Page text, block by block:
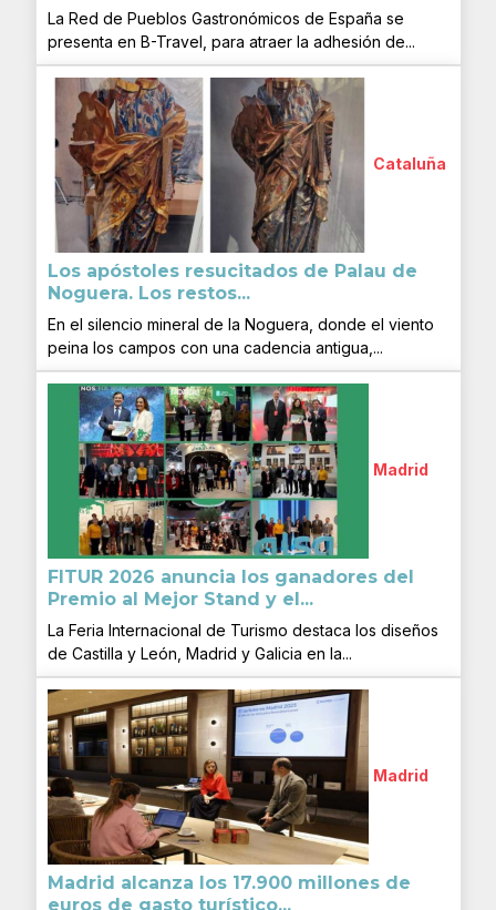
La Red de Pueblos Gastronómicos de España se
presenta en B-Travel, para atraer la adhesión de...
Cataluña
Los apóstoles resucitados de Palau de
Noguera. Los restos...
En el silencio mineral de la Noguera, donde el viento
peina los campos con una cadencia antigua,...
Madrid
FITUR 2026 anuncia los ganadores del
Premio al Mejor Stand y el...
La Feria Internacional de Turismo destaca los diseños
de Castilla y León, Madrid y Galicia en la...
Madrid
Madrid alcanza los 17.900 millones de
euros de gasto turístico...